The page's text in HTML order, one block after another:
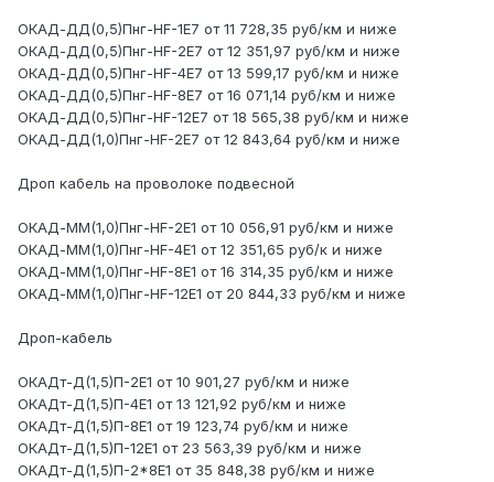
ОКАД-ДД(0,5)Пнг-HF-1Е7 от 11 728,35 руб/км и ниже
ОКАД-ДД(0,5)Пнг-HF-2Е7 от 12 351,97 руб/км и ниже
ОКАД-ДД(0,5)Пнг-HF-4Е7 от 13 599,17 руб/км и ниже
ОКАД-ДД(0,5)Пнг-HF-8Е7 от 16 071,14 руб/км и ниже
ОКАД-ДД(0,5)Пнг-HF-12Е7 от 18 565,38 руб/км и ниже
ОКАД-ДД(1,0)Пнг-HF-2Е7 от 12 843,64 руб/км и ниже
Дроп кабель на проволоке подвесной
ОКАД-ММ(1,0)Пнг-HF-2Е1 от 10 056,91 руб/км и ниже
ОКАД-ММ(1,0)Пнг-HF-4Е1 от 12 351,65 руб/к и ниже
ОКАД-ММ(1,0)Пнг-HF-8Е1 от 16 314,35 руб/км и ниже
ОКАД-ММ(1,0)Пнг-HF-12Е1 от 20 844,33 руб/км и ниже
Дроп-кабель
ОКАДт-Д(1,5)П-2Е1 от 10 901,27 руб/км и ниже
ОКАДт-Д(1,5)П-4Е1 от 13 121,92 руб/км и ниже
ОКАДт-Д(1,5)П-8Е1 от 19 123,74 руб/км и ниже
ОКАДт-Д(1,5)П-12Е1 от 23 563,39 руб/км и ниже
ОКАДт-Д(1,5)П-2*8Е1 от 35 848,38 руб/км и ниже